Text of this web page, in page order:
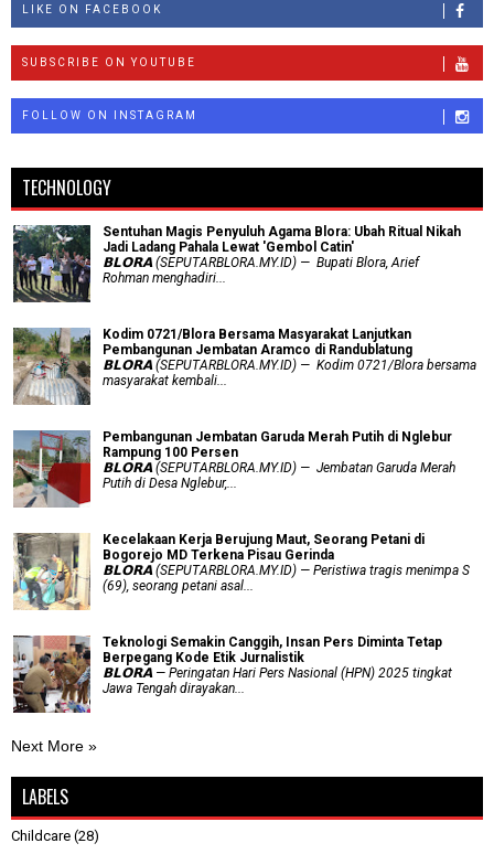
LIKE ON FACEBOOK
SUBSCRIBE ON YOUTUBE
FOLLOW ON INSTAGRAM
TECHNOLOGY
Sentuhan Magis Penyuluh Agama Blora: Ubah Ritual Nikah
Jadi Ladang Pahala Lewat 'Gembol Catin'
𝗕𝗟𝗢𝗥𝗔 (SEPUTARBLORA.MY.ID) — Bupati Blora, Arief
Rohman menghadiri...
Kodim 0721/Blora Bersama Masyarakat Lanjutkan
Pembangunan Jembatan Aramco di Randublatung
𝗕𝗟𝗢𝗥𝗔 (SEPUTARBLORA.MY.ID) — Kodim 0721/Blora bersama
masyarakat kembali...
Pembangunan Jembatan Garuda Merah Putih di Nglebur
Rampung 100 Persen
𝗕𝗟𝗢𝗥𝗔 (SEPUTARBLORA.MY.ID) — Jembatan Garuda Merah
Putih di Desa Nglebur,...
Kecelakaan Kerja Berujung Maut, Seorang Petani di
Bogorejo MD Terkena Pisau Gerinda
𝗕𝗟𝗢𝗥𝗔 (SEPUTARBLORA.MY.ID) — Peristiwa tragis menimpa S
(69), seorang petani asal...
Teknologi Semakin Canggih, Insan Pers Diminta Tetap
Berpegang Kode Etik Jurnalistik
𝗕𝗟𝗢𝗥𝗔 — Peringatan Hari Pers Nasional (HPN) 2025 tingkat
Jawa Tengah dirayakan...
Next More »
LABELS
Childcare (28)